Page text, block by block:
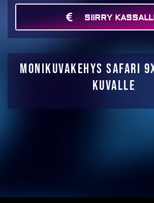
SIIRRY
Monikuvakehys Safari
kuvalle